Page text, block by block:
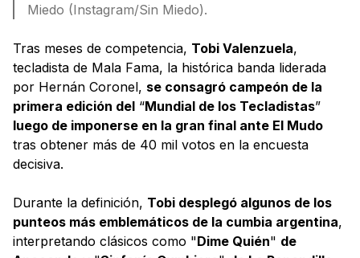
Miedo (Instagram/Sin Miedo).
Tras meses de competencia, Tobi Valenzuela,
tecladista de Mala Fama, la histórica banda liderada
por Hernán Coronel, se consagró campeón de la
primera edición del “Mundial de los Tecladistas”
luego de imponerse en la gran final ante El Mudo
tras obtener más de 40 mil votos en la encuesta
decisiva.
Durante la definición, Tobi desplegó algunos de los
punteos más emblemáticos de la cumbia argentina,
interpretando clásicos como "Dime Quién" de